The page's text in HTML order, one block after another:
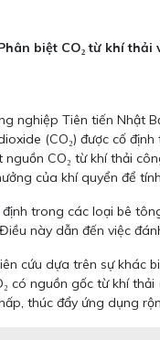
biệt CO₂ từ khí
nghiệp Tiên tiến Nhật
(CO₂) được cố
CO₂ từ khí thải
của khí quyển để
định trong các loại bê
này dẫn đến việc
cứu dựa trên sự khác
có nguồn gốc từ khí
thúc đẩy ứng dụng